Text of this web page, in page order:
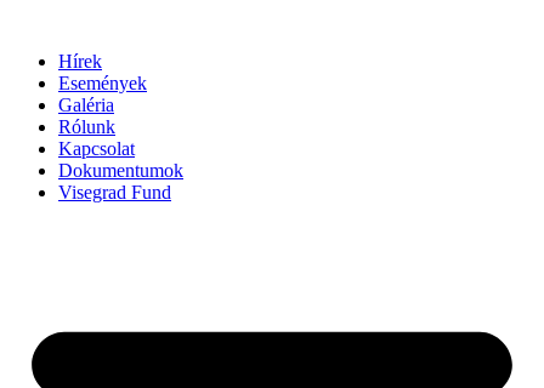
tartalomhoz
Hírek
Események
Galéria
Rólunk
Kapcsolat
Dokumentumok
Visegrad Fund